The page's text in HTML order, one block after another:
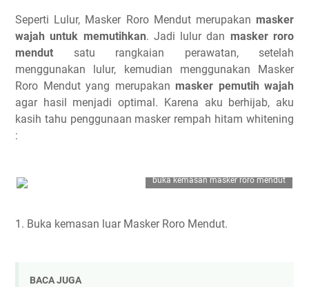
Seperti Lulur, Masker Roro Mendut merupakan masker
wajah untuk memutihkan. Jadi lulur dan masker roro
mendut satu rangkaian perawatan, setelah
menggunakan lulur, kemudian menggunakan Masker
Roro Mendut yang merupakan masker pemutih wajah
agar hasil menjadi optimal. Karena aku berhijab, aku
kasih tahu penggunaan masker rempah hitam whitening
:
buka kemasan masker roro mendut
1. Buka kemasan luar Masker Roro Mendut.
BACA JUGA